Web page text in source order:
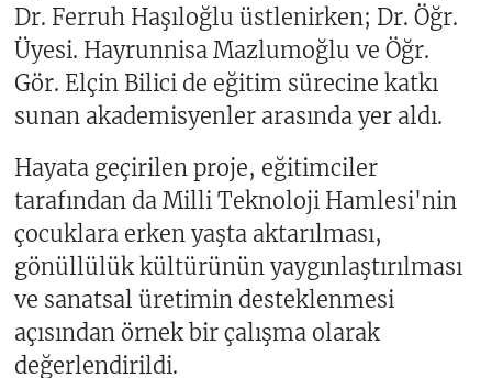
Dr. Ferruh Haşıloğlu üstlenirken; Dr. Öğr.
Üyesi. Hayrunnisa Mazlumoğlu ve Öğr.
Gör. Elçin Bilici de eğitim sürecine katkı
sunan akademisyenler arasında yer aldı.
Hayata geçirilen proje, eğitimciler
tarafından da Milli Teknoloji Hamlesi'nin
çocuklara erken yaşta aktarılması,
gönüllülük kültürünün yaygınlaştırılması
ve sanatsal üretimin desteklenmesi
açısından örnek bir çalışma olarak
değerlendirildi.